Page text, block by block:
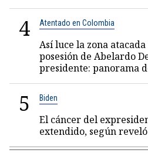
4 Atentado en Colombia
Así luce la zona
posesión de Abelardo
presidente: panorama
5 Biden
El cáncer del
extendido, según